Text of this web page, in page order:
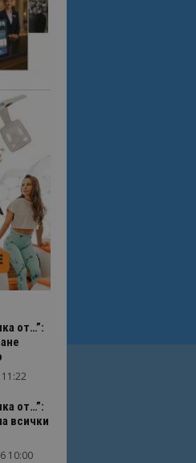
от…”:
от…”:
всички
10:00